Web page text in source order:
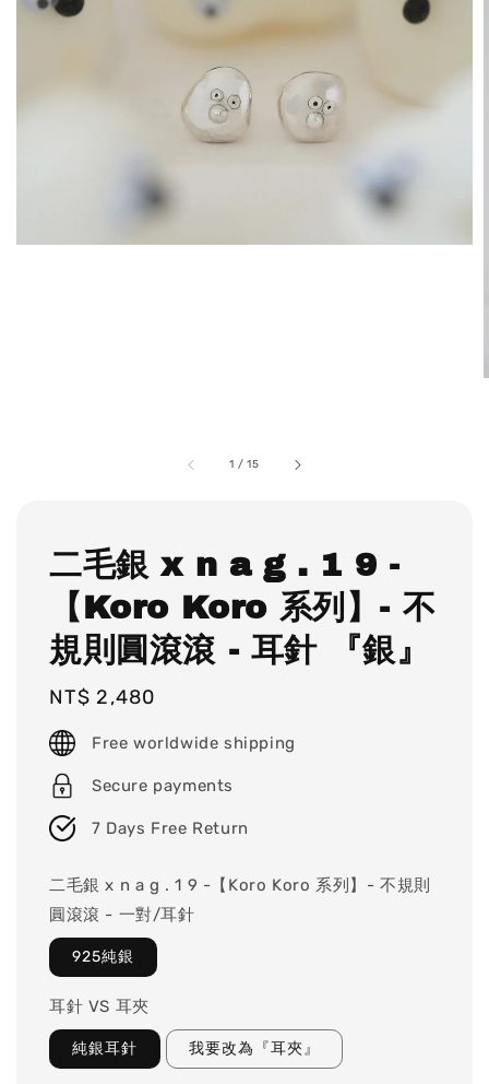
1 /15
二毛銀 x n a g . 1 9 -
【Koro Koro 系列】- 不
規則圓滾滾 - 耳針 『銀』
Regular
price
NT$ 2,480
Free worldwide shipping
Secure payments
7 Days Free Return
二毛銀 x n a g . 1 9 -【Koro Koro 系列】- 不規則
圓滾滾 - 一對/耳針
925純銀
耳針 VS 耳夾
純銀耳針 我要改為『耳夾』